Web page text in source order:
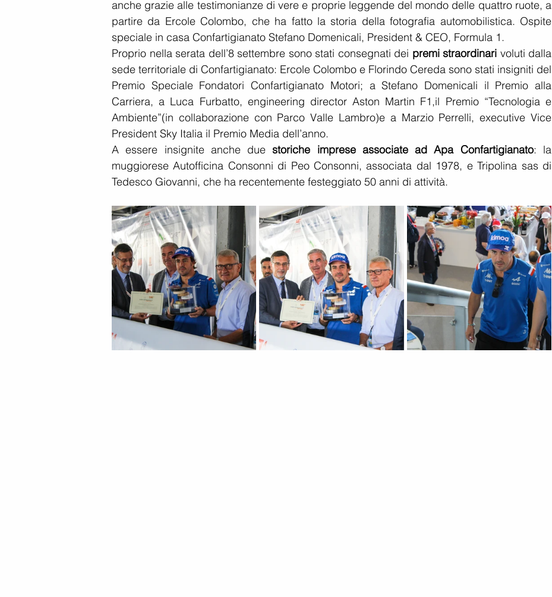
anche grazie alle testimonianze di vere e proprie leggende del mondo delle quattro ruote, a
partire da Ercole Colombo, che ha fatto la storia della fotografia automobilistica. Ospite
speciale in casa Confartigianato Stefano Domenicali, President & CEO, Formula 1.
Proprio nella serata dell’8 settembre sono stati consegnati dei premi straordinari voluti dalla
sede territoriale di Confartigianato: Ercole Colombo e Florindo Cereda sono stati insigniti del
Premio Speciale Fondatori Confartigianato Motori; a Stefano Domenicali il Premio alla
Carriera, a Luca Furbatto, engineering director Aston Martin F1,il Premio “Tecnologia e
Ambiente”(in collaborazione con Parco Valle Lambro)e a Marzio Perrelli, executive Vice
President Sky Italia il Premio Media dell’anno.
A essere insignite anche due storiche imprese associate ad Apa Confartigianato: la
muggiorese Autofficina Consonni di Peo Consonni, associata dal 1978, e Tripolina sas di
Tedesco Giovanni, che ha recentemente festeggiato 50 anni di attività.